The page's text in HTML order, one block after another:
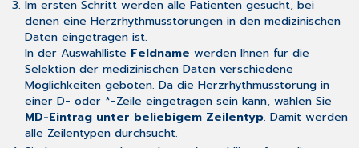
Im ersten Schritt werden alle Patienten gesucht, bei
denen eine Herzrhythmusstörungen in den medizinischen
Daten eingetragen ist.
In der Auswahlliste Feldname werden Ihnen für die
Selektion der medizinischen Daten verschiedene
Möglichkeiten geboten. Da die Herzrhythmusstörung in
einer D- oder *-Zeile eingetragen sein kann, wählen Sie
MD-Eintrag unter beliebigem Zeilentyp. Damit werden
alle Zeilentypen durchsucht.